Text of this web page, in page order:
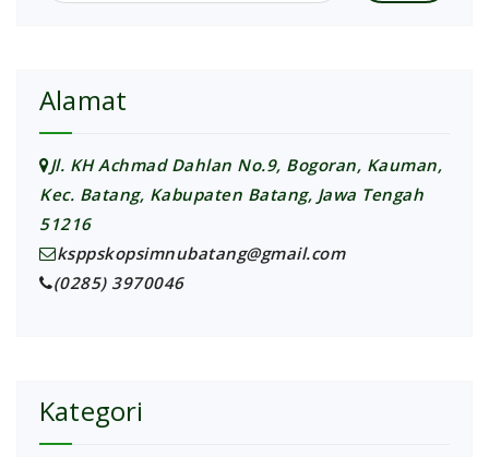
Alamat
Jl. KH Achmad Dahlan No.9, Bogoran, Kauman,
Kec. Batang, Kabupaten Batang, Jawa Tengah
51216
ksppskopsimnubatang@gmail.com
(0285) 3970046
Kategori